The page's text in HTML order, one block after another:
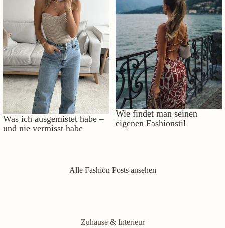
Was ich ausgemistet habe –
und nie vermisst habe
Wie findet man seinen
eigenen Fashionstil
Alle Fashion Posts ansehen
Zuhause & Interieur